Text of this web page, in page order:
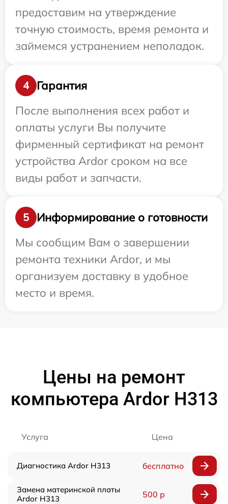
предоставим на утверждение
точную стоимость, время ремонта и
займемся устранением неполадок.
4
Гарантия
После выполнения всех работ и
оплаты услуги Вы получите
фирменный сертификат на ремонт
устройства Ardor сроком на все
виды работ и запчасти.
5
Информирование о готовности
Мы сообщим Вам о завершении
ремонта техники Ardor, и мы
организуем доставку в удобное
место и время.
Цены на ремонт
компьютера Ardor H313
Услуга Цена
Диагностика Ardor H313 бесплатно
Замена материнской платы
Ardor H313
500 р